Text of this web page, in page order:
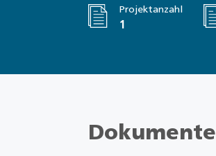
Projektanzahl
1
Dokumente